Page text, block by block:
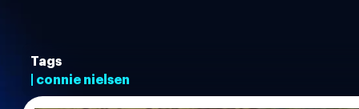
Tags
| connie nielsen